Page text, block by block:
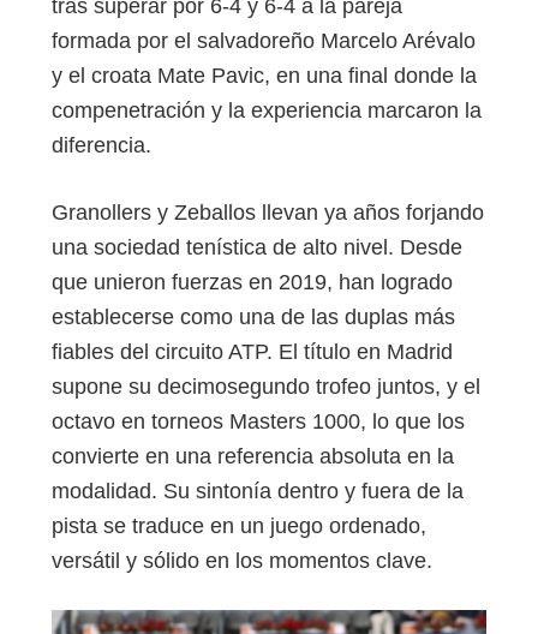
tras superar por 6-4 y 6-4 a la pareja
formada por el salvadoreño Marcelo Arévalo
y el croata Mate Pavic, en una final donde la
compenetración y la experiencia marcaron la
diferencia.
Granollers y Zeballos llevan ya años forjando
una sociedad tenística de alto nivel. Desde
que unieron fuerzas en 2019, han logrado
establecerse como una de las duplas más
fiables del circuito ATP. El título en Madrid
supone su decimosegundo trofeo juntos, y el
octavo en torneos Masters 1000, lo que los
convierte en una referencia absoluta en la
modalidad. Su sintonía dentro y fuera de la
pista se traduce en un juego ordenado,
versátil y sólido en los momentos clave.